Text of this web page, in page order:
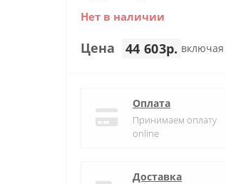
Нет в наличии
Цена 44 603р.
Оплата
Принимаем оплату
online
Доставка